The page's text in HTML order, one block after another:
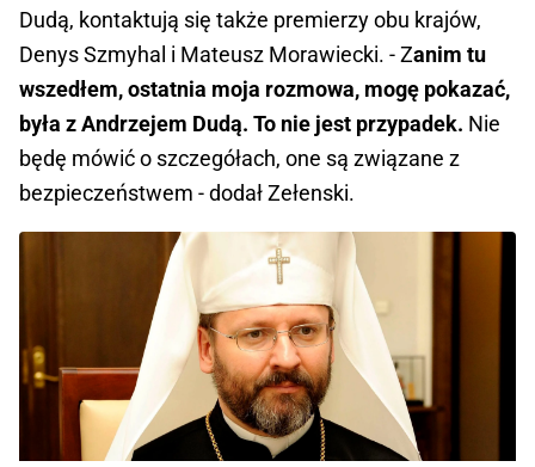
Dudą, kontaktują się także premierzy obu krajów,
Denys Szmyhal i Mateusz Morawiecki. - Zanim tu
wszedłem, ostatnia moja rozmowa, mogę pokazać,
była z Andrzejem Dudą. To nie jest przypadek. Nie
będę mówić o szczegółach, one są związane z
bezpieczeństwem - dodał Zełenski.